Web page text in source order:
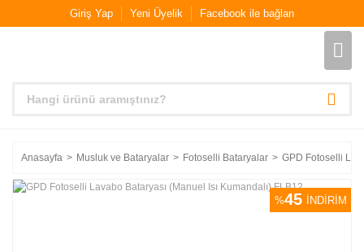
Giriş Yap Yeni Üyelik Facebook ile bağlan
Anasayfa Musluk ve Bataryalar Fotoselli Bataryalar GPD Fotoselli
%45 İNDİRİM